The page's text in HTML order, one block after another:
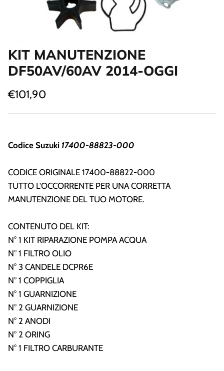
Strumenti Controllo Motore
KIT MANUTENZIONE
DF50AV/60AV 2014-OGGI
€101,90
Codice Suzuki 17400-88823-000
CODICE ORIGINALE 17400-88822-000
TUTTO L'OCCORRENTE PER UNA CORRETTA
MANUTENZIONE DEL TUO MOTORE.
CONTENUTO DEL KIT:
N° 1 KIT RIPARAZIONE POMPA ACQUA
N° 1 FILTRO OLIO
N° 3 CANDELE DCPR6E
N° 1 COPPIGLIA
N° 1 GUARNIZIONE
N° 2 GUARNIZIONE
N° 2 ANODI
N° 2 ORING
N° 1 FILTRO CARBURANTE